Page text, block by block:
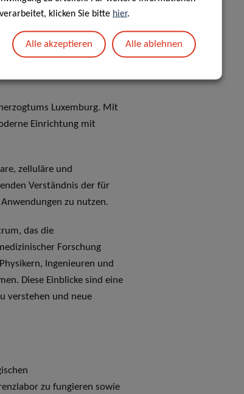
die in erster Linie andere
Technologien
Luxemburg. Mit
Einrichtung mit
zelluläre und
Verständnis der für
zu nutzen.
das die
Forschung
Ingenieuren und
Diese Einblicke sind eine
verstehen und neue
zu fungieren sowie
klicken Sie bitte hier.
Alle akzeptieren Alle ablehnen